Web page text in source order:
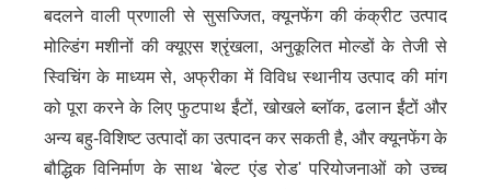
बदलने वाली प्रणाली से सुसज्जित, क्यूनफेंग की कंक्रीट उत्पाद
मोल्डिंग मशीनों की क्यूएस श्रृंखला, अनुकूलित मोल्डों के तेजी से
स्विचिंग के माध्यम से, अफ्रीका में विविध स्थानीय उत्पाद की मांग
को पूरा करने के लिए फुटपाथ ईंटों, खोखले ब्लॉक, ढलान ईंटों और
अन्य बहु-विशिष्ट उत्पादों का उत्पादन कर सकती है, और क्यूनफेंग के
बौद्धिक विनिर्माण के साथ 'बेल्ट एंड रोड' परियोजनाओं को उच्च